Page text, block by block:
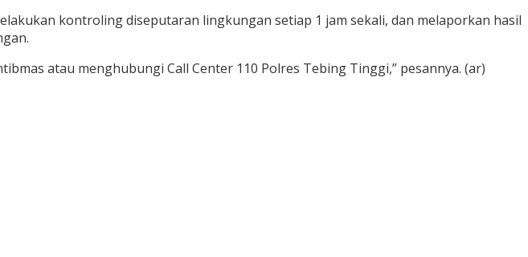
kontroling diseputaran lingkungan setiap 1 jam sekali, dan melaporkan hasil
atau menghubungi Call Center 110 Polres Tebing Tinggi,” pesannya. (ar)